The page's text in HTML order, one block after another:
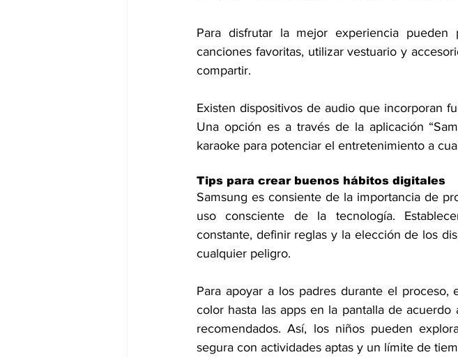
Para disfrutar la mejor experiencia
canciones favoritas, utilizar vestuario y
compartir.
Existen dispositivos de audio que incorporan
Una opción es a través de la aplicación
karaoke para potenciar el entretenimiento a
Tips para crear buenos hábitos digitales
Samsung es consiente de la importancia de
uso consciente de la tecnología.
constante, definir reglas y la elección de los
cualquier peligro.
Para apoyar a los padres durante el proceso,
color hasta las apps en la pantalla de
recomendados. Así, los niños pueden
segura con actividades aptas y un límite de